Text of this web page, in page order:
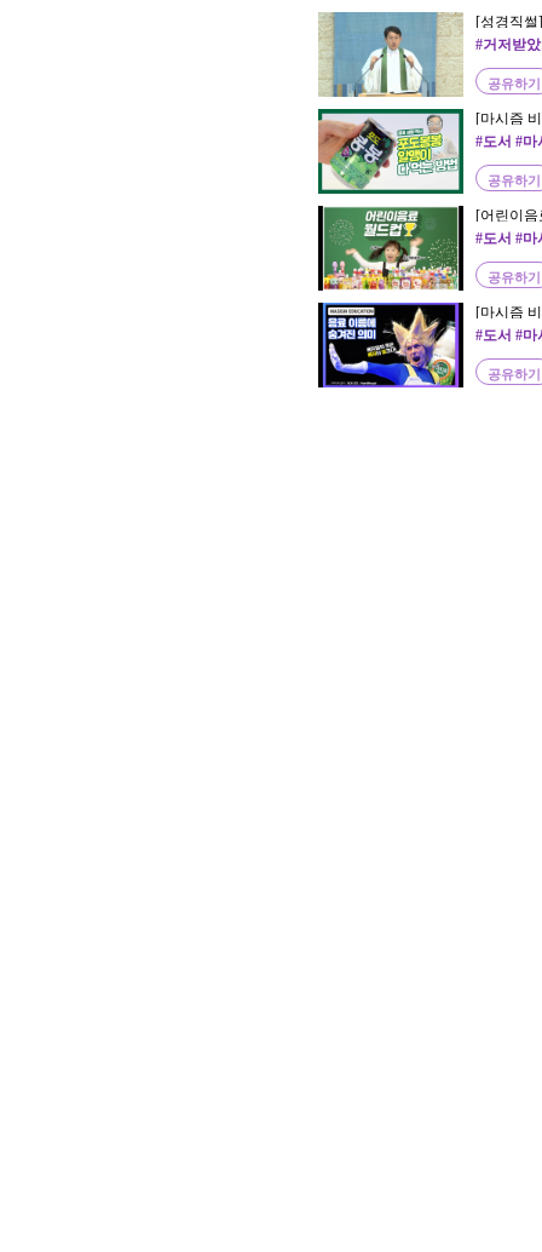
[성경직썰
#거저받
공유하기
[마시즘
법
#도서 #마
공유하기
[어린이
어린이 먹
#도서 #마
공유하기
[마시즘
에 숨겨진
#도서 #마
공유하기